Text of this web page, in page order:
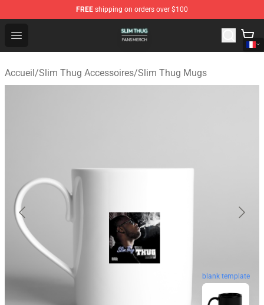
FREE shipping on orders over $100
Open menu
Slim Thug Shop - Official Slim Thug Merchandise Store
Accueil/Slim Thug Accessoires/Slim Thug Mugs
blank template